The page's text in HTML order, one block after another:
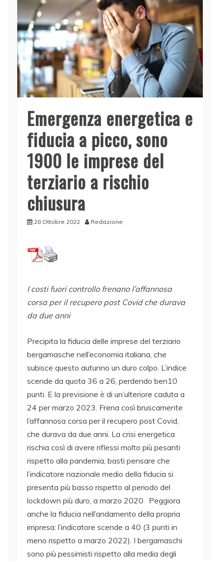
Emergenza energetica e
fiducia a picco, sono
1900 le imprese del
terziario a rischio
chiusura
28 Ottobre 2022 Redazione
I costi fuori controllo frenano l’affannosa
corsa per il recupero post Covid che durava
da due anni
Precipita la fiducia delle imprese del terziario
bergamasche nell’economia italiana, che
subisce questo autunno un duro colpo. L’indice
scende da quota 36 a 26, perdendo ben10
punti. E la previsione è di un’ulteriore caduta a
24 per marzo 2023. Frena così bruscamente
l’affannosa corsa per il recupero post Covid,
che durava da due anni. La crisi energetica
rischia così di avere riflessi molto più pesanti
rispetto alla pandemia, basti pensare che
l’indicatore nazionale medio della fiducia si
presenta più basso rispetto al periodo del
lockdown più duro, a marzo 2020. Peggiora
anche la fiducia nell’andamento della propria
impresa: l’indicatore scende a 40 (3 punti in
meno rispetto a marzo 2022). I bergamaschi
sono più pessimisti rispetto alla media degli